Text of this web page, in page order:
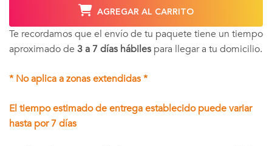
AGREGAR AL CARRITO
Te recordamos que el envío de tu paquete tiene un tiempo
aproximado de 3 a 7 días hábiles para llegar a tu domicilio.
* No aplica a zonas extendidas *
El tiempo estimado de entrega establecido puede variar
hasta por 7 días